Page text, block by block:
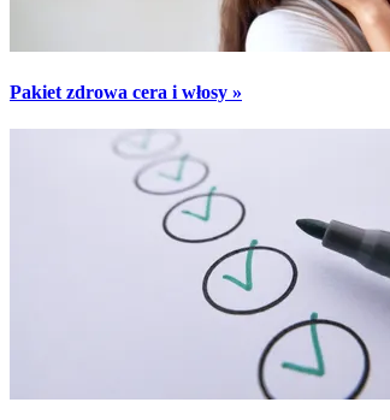
Pakiet zdrowa cera i włosy »